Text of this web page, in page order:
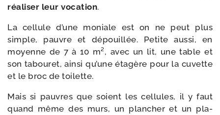
réa­li­ser leur voca­tion.
La cel­lule d’une moniale est on ne peut plus
simple, pauvre et dépouillée. Petite aus­si, en
moyenne de 7 à 10 m², avec un lit, une table et
son tabou­ret, ain­si qu’une éta­gère pour la cuvette
et le broc de toilette.
Mais si pauvres que soient les cel­lules, il y faut
quand même des murs, un plan­cher et un pla-​